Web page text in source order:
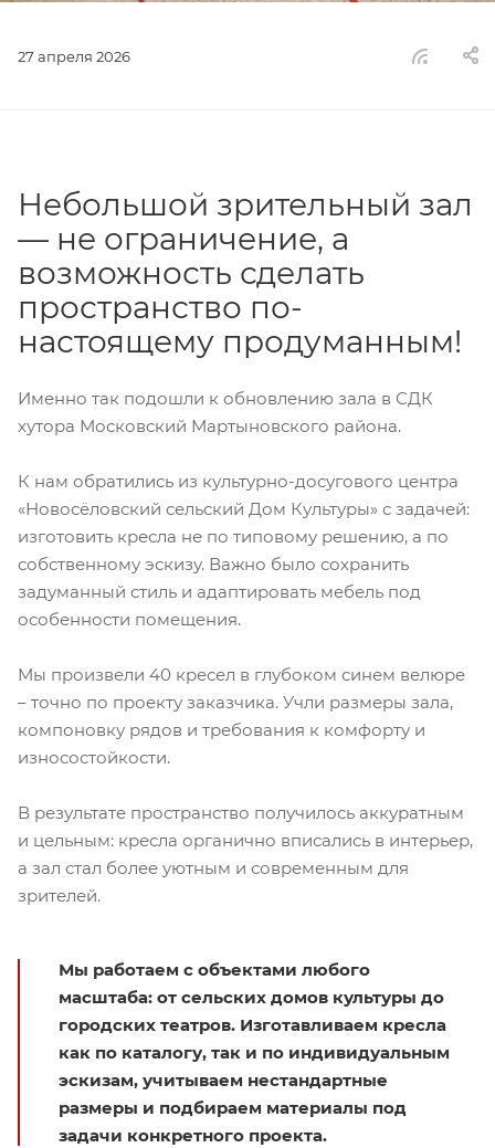
27 апреля 2026
Небольшой зрительный зал
— не ограничение, а
возможность сделать
пространство по-
настоящему продуманным!
Именно так подошли к обновлению зала в СДК
хутора Московский Мартыновского района.
К нам обратились из культурно-досугового центра
«Новосёловский сельский Дом Культуры» с задачей:
изготовить кресла не по типовому решению, а по
собственному эскизу. Важно было сохранить
задуманный стиль и адаптировать мебель под
особенности помещения.
Мы произвели 40 кресел в глубоком синем велюре
– точно по проекту заказчика. Учли размеры зала,
компоновку рядов и требования к комфорту и
износостойкости.
В результате пространство получилось аккуратным
и цельным: кресла органично вписались в интерьер,
а зал стал более уютным и современным для
зрителей.
Мы работаем с объектами любого
масштаба: от сельских домов культуры до
городских театров. Изготавливаем кресла
как по каталогу, так и по индивидуальным
эскизам, учитываем нестандартные
размеры и подбираем материалы под
задачи конкретного проекта.